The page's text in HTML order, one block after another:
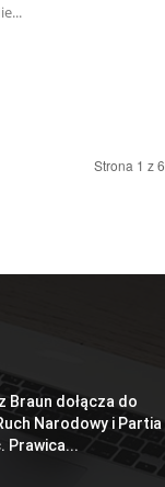
Strona 1 z 6
Braun dołącza do
Narodowy i Partia
Prawica...